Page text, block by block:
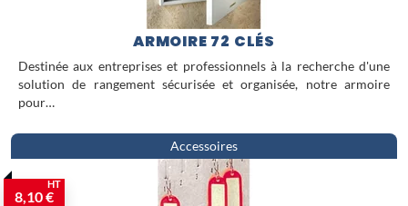
ARMOIRE 72 CLÉS
Destinée aux entreprises et professionnels à la recherche d'une
solution de rangement sécurisée et organisée, notre armoire
pour…
Accessoires
8,10 €
HT